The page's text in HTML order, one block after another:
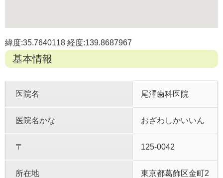
緯度:35.7640118 経度:139.8687967
基本情報
医院名 尾澤歯科医院
医院名かな おざわしかいいん
〒 125-0042
所在地
東京都葛飾区金町2